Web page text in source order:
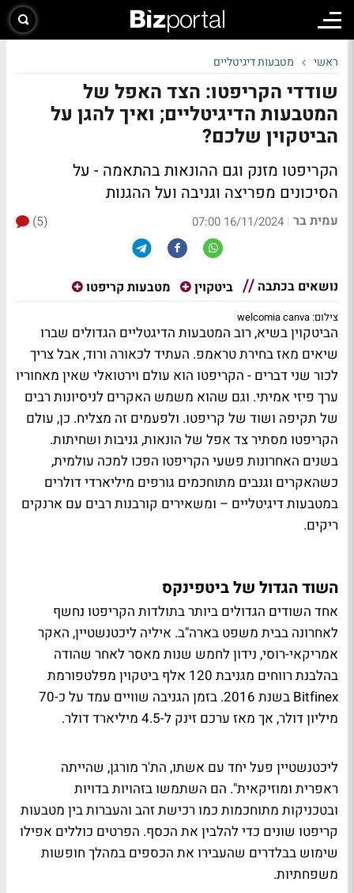
ראשי מטבעות דיגיטליים
שודדי הקריפטו: הצד האפל של
המטבעות הדיגיטליים; ואיך להגן על
הביטקוין שלכם?
הקריפטו מזנק וגם ההונאות בהתאמה - על
הסיכונים מפריצה וגניבה ועל ההגנות
עמית בר |
16/11/2024 07:00
(5)
נושאים בכתבה ביטקוין מטבעות קריפטו
צילום: welcomia canva
הביטקוין בשיא, רוב המטבעות הדיגטליים הגדולים שברו
שיאים מאז בחירת טראמפ. העתיד לכאורה ורוד, אבל צריך
לכור שני דברים - הקריפטו הוא עולם וירטואלי שאין מאחוריו
ערך פיזי אמיתי. וגם שהוא משמש האקרים לניסיונות רבים
של תקיפה ושוד של קריפטו. ולפעמים זה מצליח. כן, עולם
הקריפטו מסתיר צד אפל של הונאות, גניבות ושחיתות.
בשנים האחרונות פשעי הקריפטו הפכו למכה עולמית,
כשהאקרים וגנבים מתוחכמים גורפים מיליארדי דולרים
במטבעות דיגיטליים – ומשאירים קורבנות רבים עם ארנקים
ריקים.
השוד הגדול של ביטפינקס
אחד השודים הגדולים ביותר בתולדות הקריפטו נחשף
לאחרונה בבית משפט בארה"ב. איליה ליכטנשטיין, האקר
אמריקאי-רוסי, נידון לחמש שנות מאסר לאחר שהודה
בהלבנת רווחים מגניבת 120 אלף ביטקוין מפלטפורמת
Bitfinex בשנת 2016. בזמן הגניבה שוויים עמד על כ-70
מיליון דולר, אך מאז ערכם זינק ל-4.5 מיליארד דולר.
ליכטנשטיין פעל יחד עם אשתו, הת'ר מורגן, שהייתה
ראפרית ומוזיקאית". הם השתמשו בזהויות בדויות
ובטכניקות מתוחכמות כמו רכישת זהב והעברות בין מטבעות
קריפטו שונים כדי להלבין את הכסף. הפרטים כוללים אפילו
שימוש בבלדרים שהעבירו את הכספים במהלך חופשות
משפחתיות.